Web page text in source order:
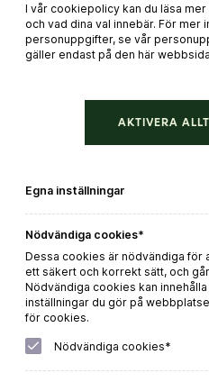
LÄS
I vår cookiepolicy kan du läsa
och vad dina val innebär. För mer
personuppgifter, se vår
gäller endast på den här
AKTIVERA
Egna inställningar
Nödvändiga cookies*
Dessa cookies är nödvändiga för
ett säkert och korrekt sätt, och
Nödvändiga cookies kan
inställningar du gör på
för cookies.
Nödvändiga cookies*